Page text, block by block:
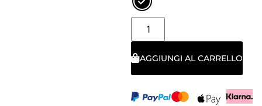
AGGIUNGI AL CARRELLO